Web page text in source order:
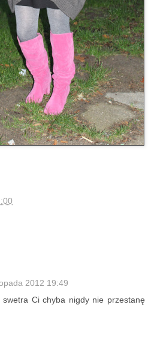
2012 19:49
Ci chyba nigdy nie przestanę